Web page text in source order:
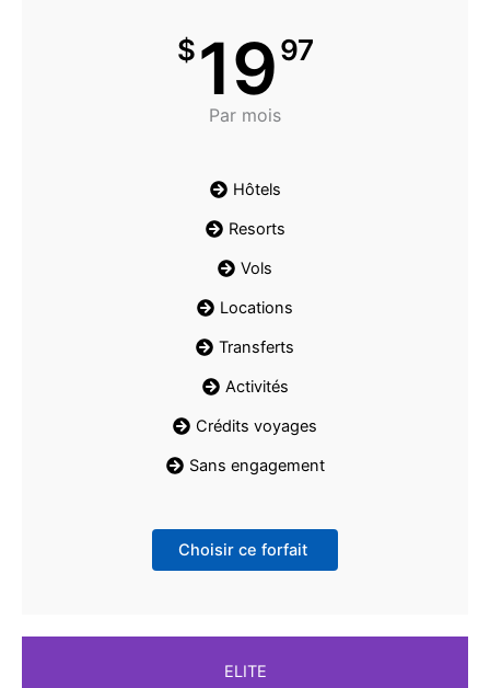
$1997
Par mois
Hôtels
Resorts
Vols
Locations
Transferts
Activités
Crédits voyages
Sans engagement
Choisir ce forfait
ELITE